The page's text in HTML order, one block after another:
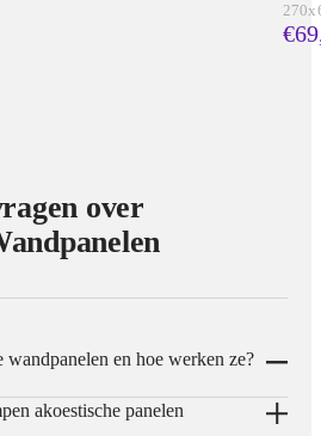
over
wandpanelen en hoe werken ze?
bestaan uit een
akoestische panelen